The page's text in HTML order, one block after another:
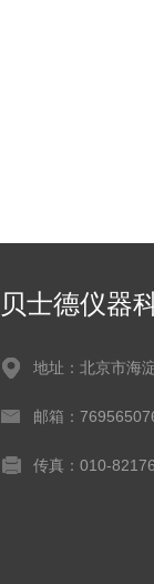
贝士德仪器
地址：北京市海
邮箱：
传真：010-